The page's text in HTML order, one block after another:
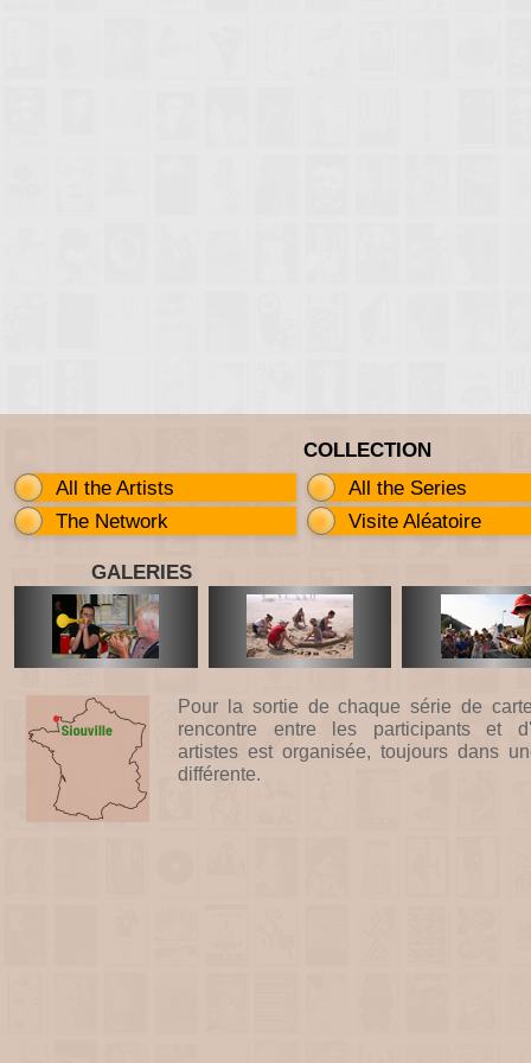
COLLECTION
All the Artists
All the Series
The Network
Visite Aléatoire
GALERIES
Pour la sortie de chaque série de
rencontre entre les participants et
artistes est organisée, toujours dans
différente.